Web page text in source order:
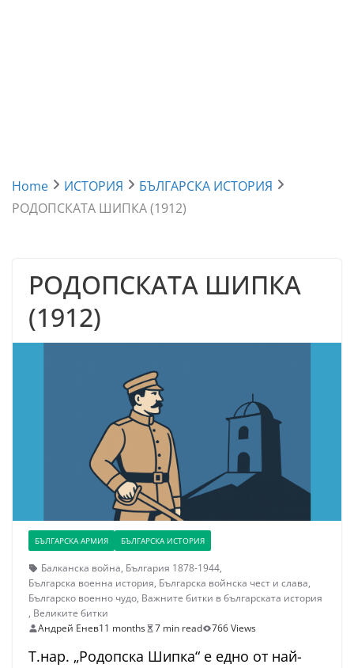
Home ИСТОРИЯ
БЪЛГАРСКА ИСТОРИЯ
РОДОПСКАТА ШИПКА (1912)
РОДОПСКАТА ШИПКА
(1912)
БЪЛГАРСКА АРМИЯ БЪЛГАРСКА ИСТОРИЯ
Балканска война, България 1878-1944,
Българска военна история, Българска войнска чест и слава,
Българско военно чудо, Важните битки в българската история
, Великите битки
Андрей Енев11 months 7 min read 766 Views
Т.нар. „Родопска Шипка“ е едно от най-